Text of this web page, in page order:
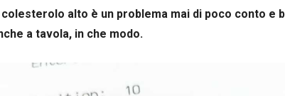
alto è un problema mai di poco conto e
a tavola, in che modo.